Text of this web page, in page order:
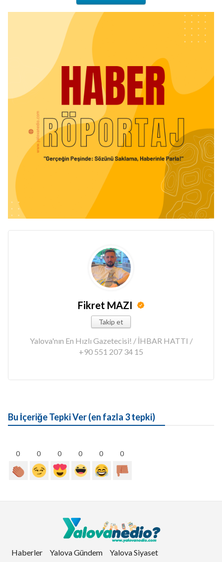
Fikret MAZI
Takip et
Yalova'nın En Hızlı Gazetecisi! / İHBAR HATTI /
+90 551 207 34 15
Bu İçeriğe Tepki Ver (en fazla 3 tepki)
0 0 0 0 0 0
Haberler Yalova Gündem Yalova Siyaset